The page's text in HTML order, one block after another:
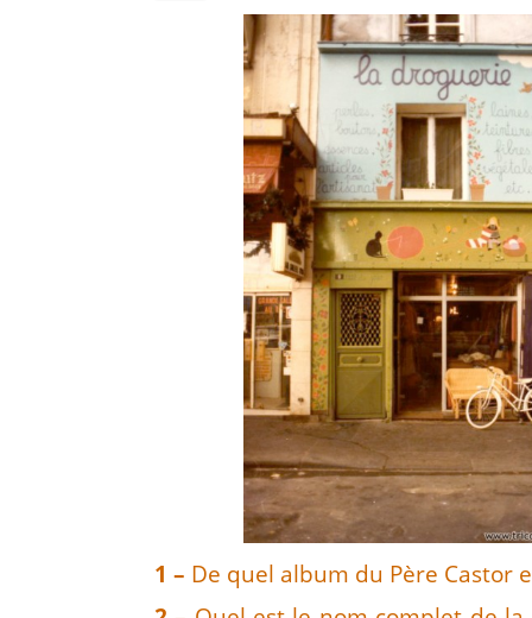
1 – De quel album du Père Castor